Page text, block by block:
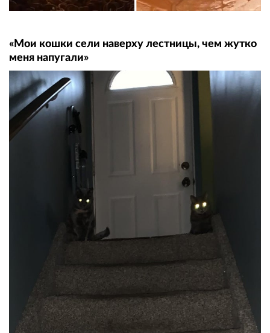
«Мои кошки сели наверху лестницы, чем жутко
меня напугали»